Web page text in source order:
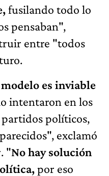
fusilando todo lo
pensaban",
entre "todos
modelo es inviable
intentaron en los
políticos,
exclamó
"No hay solución
por eso